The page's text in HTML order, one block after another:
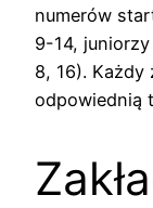
numerów
9-14,
8, 16). Każdy
odpowiednią